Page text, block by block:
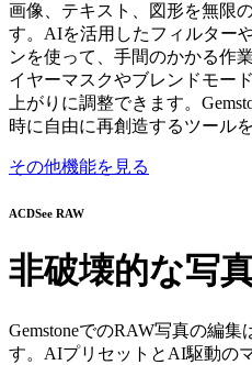
画像、テキスト、図形を無限
す。AIを活用したフィルター
ンを使って、手間のかかる作
イヤーマスクやブレンドモー
上がりに調整できます。
時に自由に再創造するツール
その他機能を見る
ACDSee RAW
非破壊的な写
GemstoneでのRAW写真の編
す。AIプリセットとAI駆動の